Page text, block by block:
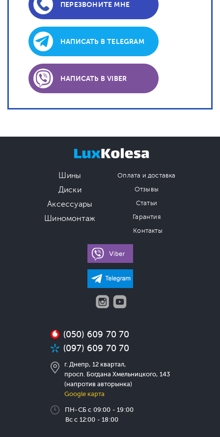
ПЕРЕЗВОНИТЕ МНЕ
НАПИСАТЬ В TELEGRAM
НАПИСАТЬ В VIBER
Шины
Диски
Аксессуары
Шиномонтаж
Оплата и доставка
Отзывы
Статьи
Гарантия
Контакты
(050) 609 70 70
(097) 609 70 70
г. Днепр, 12 квартал,
просп. Богдана Хмельницкого, 143
(напротив авторынка)
Google карта
ПН-СБ с 09:00 - 19:00
Вс с 12:00 - 18:00